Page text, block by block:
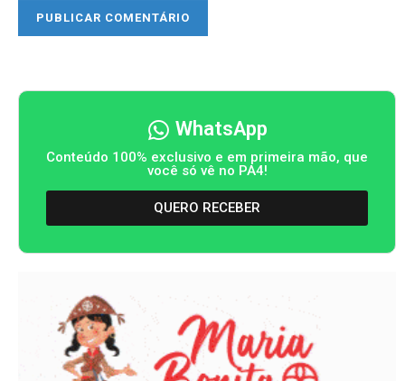
WhatsApp
Conteúdo 100% exclusivo e em primeira mão, que
você só vê no PA4!
QUERO RECEBER